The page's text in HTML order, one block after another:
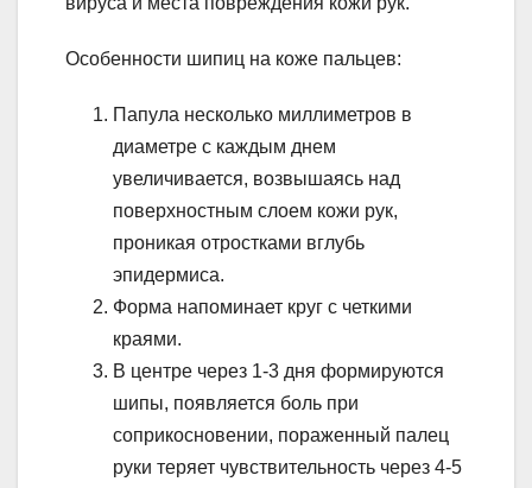
Особенности шипиц на коже пальцев:
Папула несколько миллиметров в
диаметре с каждым днем
увеличивается, возвышаясь над
поверхностным слоем кожи рук,
проникая отростками вглубь
эпидермиса.
Форма напоминает круг с четкими
краями.
В центре через 1-3 дня формируются
шипы, появляется боль при
соприкосновении, пораженный палец
руки теряет чувствительность через 4-5